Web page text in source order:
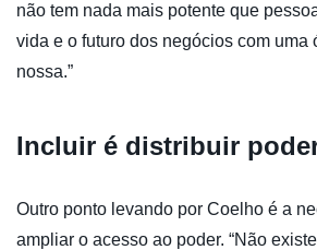
não tem nada mais potente que
vida e o futuro dos negócios com uma
nossa.”
Incluir é distribuir
Outro ponto levando por Coelho é a
ampliar o acesso ao poder. “Não